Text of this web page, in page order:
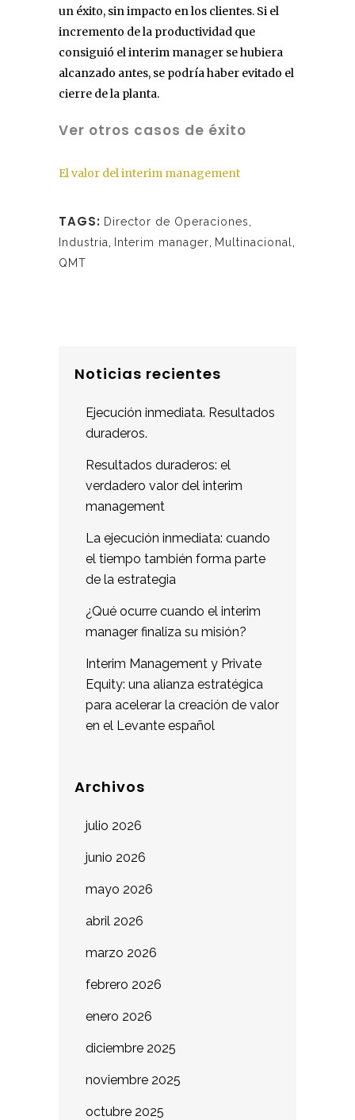
un éxito, sin impacto en los clientes. Si el
incremento de la productividad que
consiguió el interim manager se hubiera
alcanzado antes, se podría haber evitado el
cierre de la planta.
Ver otros casos de éxito
El valor del interim management
TAGS: Director de Operaciones
Industria
Interim manager Multinacional
QMT
Noticias recientes
Ejecución inmediata. Resultados
duraderos.
Resultados duraderos: el
verdadero valor del interim
management
La ejecución inmediata: cuando
el tiempo también forma parte
de la estrategia
¿Qué ocurre cuando el interim
manager finaliza su misión?
Interim Management y Private
Equity: una alianza estratégica
para acelerar la creación de valor
en el Levante español
Archivos
julio 2026
junio 2026
mayo 2026
abril 2026
marzo 2026
febrero 2026
enero 2026
diciembre 2025
noviembre 2025
octubre 2025